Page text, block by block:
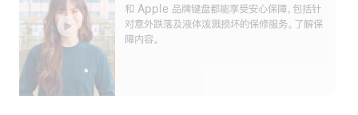
和 Apple 品牌键盘都能享受安心保障，包括针
对意外跌落及液体泼溅损坏的保修服务。了解保
障内容。